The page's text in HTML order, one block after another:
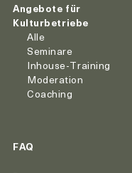
Angebote für
Kulturbetriebe
Alle
Seminare
Inhouse-Training
Moderation
Coaching
FAQ